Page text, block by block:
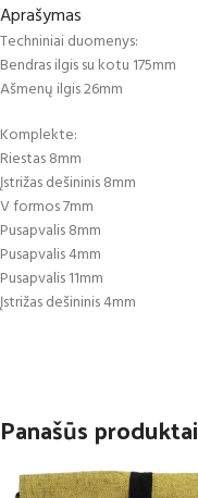
Aprašymas
Techniniai duomenys:
Bendras ilgis su kotu 175mm
Ašmenų ilgis 26mm
Komplekte:
Riestas 8mm
Įstrižas dešininis 8mm
V formos 7mm
Pusapvalis 8mm
Pusapvalis 4mm
Pusapvalis 11mm
Įstrižas dešininis 4mm
Panašūs produktai